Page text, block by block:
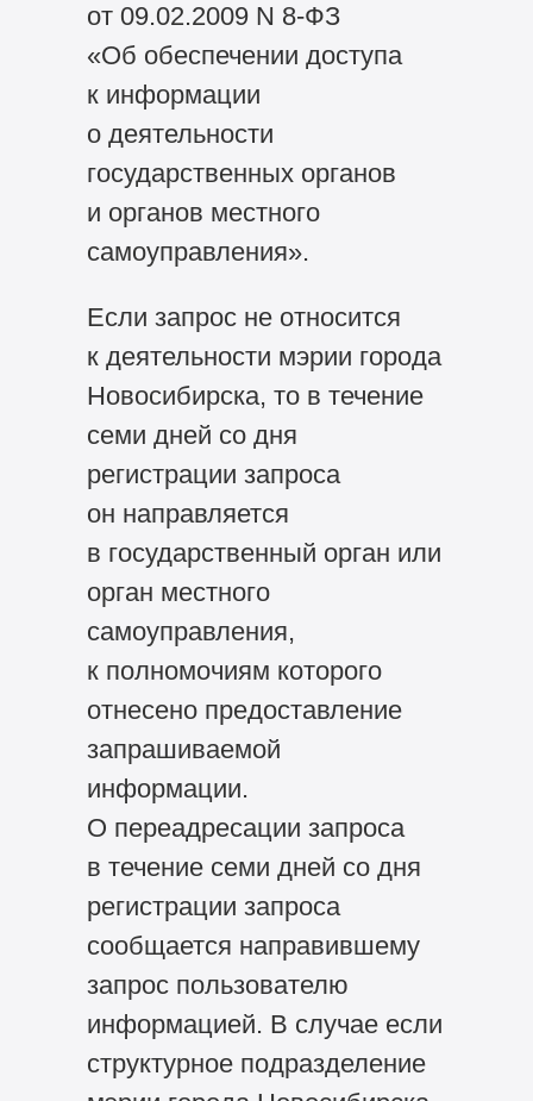
от 09.02.2009 N 8-ФЗ
«Об обеспечении доступа
к информации
о деятельности
государственных органов
и органов местного
самоуправления».
Если запрос не относится
к деятельности мэрии города
Новосибирска, то в течение
семи дней со дня
регистрации запроса
он направляется
в государственный орган или
орган местного
самоуправления,
к полномочиям которого
отнесено предоставление
запрашиваемой
информации.
О переадресации запроса
в течение семи дней со дня
регистрации запроса
сообщается направившему
запрос пользователю
информацией. В случае если
структурное подразделение